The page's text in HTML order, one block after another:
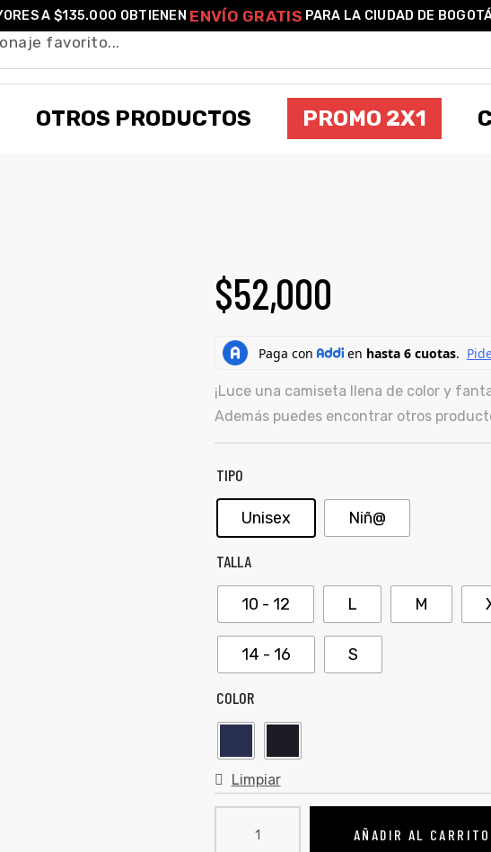
A $135.000 OBTIENEN ENVÍO GRATIS PARA LA CIUDAD DE
OTROS PRODUCTOS PROMO 2X1
$52,000
¡Luce una camiseta llena de color y
Además puedes encontrar otros
TIPO
Unisex Niñ@
TALLA
10 - 12 L M
14 - 16 S
COLOR
Limpiar
AÑADIR AL CARRITO